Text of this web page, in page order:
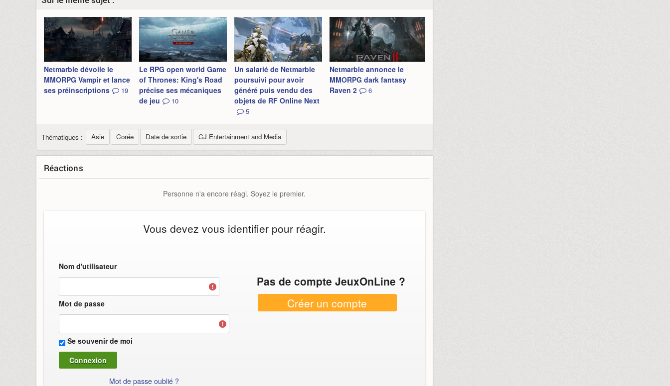
Netmarble dévoile le
MMORPG Vampir et lance
ses préinscriptions
19
Le RPG open world Game
of Thrones: King's Road
précise ses mécaniques
de jeu
10
Un salarié de Netmarble
poursuivi pour avoir
généré puis vendu des
objets de RF Online Next
5
Netmarble annonce le
MMORPG dark fantasy
Raven 2
6
Thématiques : Asie Corée Date de sortie CJ Entertainment and Media
Réactions
Personne n'a encore réagi. Soyez le premier.
Vous devez vous identifier pour réagir.
Nom d'utilisateur
Mot de passe
Se souvenir de moi
Mot de passe oublié ?
Pas de compte JeuxOnLine ?
Créer un compte